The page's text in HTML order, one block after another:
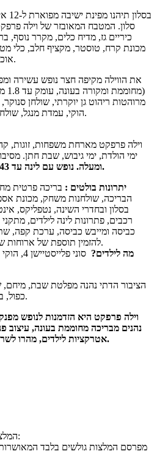
סלון. המטבח המאובזר של וילה
כיריים גז, מדיח כלים, מקרר נוסף,
מכונת קרח, טוסטר, מקציף חלב, כלי
אוכל משפחתית נוחה ל-30 סועדים.
את הווילה מקיפה חצר נופש עשירה
מרוהטות ריהוט גן יוקרתי, שולחן
הוקי, עמדת מנגל, שולחן גינה ל-30 איש, שולחן מתקפל.
וילה פרפקט מארחת משפחות, זוגות,
ימי הולדת, ימי גיבוש, שבת חתן.
ומעלה. נופש עם לינה עד 43 מבוגרים או ילדים + 3 תינוקות.
יתרונות בולטים : בריכה פרטית
הבריכה, שולחנות משחק, מכונת
רכבים, פתרונות לינה לילדים,
כביסה ומייבש כביסה, ערכת קפה,
להזמין תוספת של ארוחות שף בתיאום מראש ותשלום נוסף.
מה לילדים?
סוני
הציבור הדתי נהנה מפלטת שבת, מיחם,
כפול, בית כנסת במרחק הליכה ביישוב.
וילה פרפקט היא הזדמנות לנופש
נהנים מבריכה מחוממת בעונה, עיצוב
אטרקציות לילדים, מהרו לשריין את התאריכים שלכם בווילה.
המלצות על וילה פרפקט בבאר שבע: